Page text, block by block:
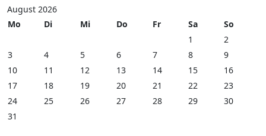
August 2026
Mo
Di Mi Do Fr Sa
So
1
2
3
4 5 6 7 8
9
10
11 12 13 14 15
16
17
18 19 20 21 22
23
24
25 26 27 28 29
30
31